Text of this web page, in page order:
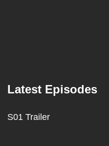
Latest Episodes
S01 Trailer